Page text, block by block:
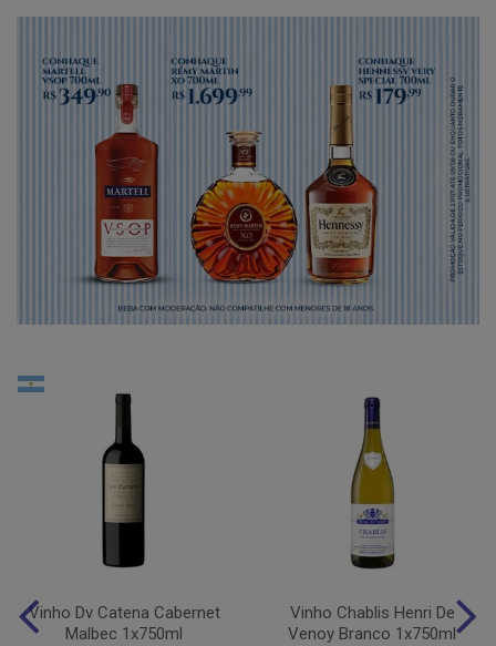
Vinho Dv Catena Cabernet
Malbec 1x750ml
Vinho Chablis Henri De
Venoy Branco 1x750ml